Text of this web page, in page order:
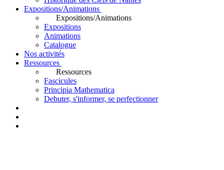
Expositions/Animations
Expositions/Animations
Expositions
Animations
Catalogue
Nos activités
Ressources
Ressources
Fascicules
Principia Mathematica
Debuter, s'informer, se perfectionner